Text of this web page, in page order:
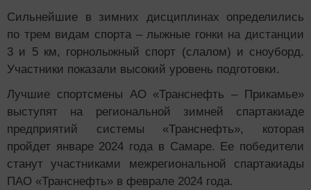
Сильнейшие в зимних дисциплинах определились
по трем видам спорта – лыжные гонки на дистанции
3 и 5 км, горнолыжный спорт (слалом) и сноуборд.
Участники показали высокий уровень подготовки.
Лучшие спортсмены АО «Транснефть – Прикамье»
выступят на региональной зимней спартакиаде
предприятий системы «Транснефть», которая
пройдет январе 2024 года в Самаре. Ее победители
станут участниками межрегиональной спартакиады
ПАО «Транснефть» в феврале 2024 года.